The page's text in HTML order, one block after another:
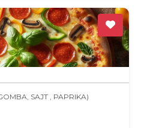
SAJT , PAPRIKA)